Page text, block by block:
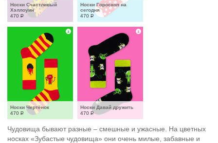
Носки Счастливый
Хэллоуин
470 Р
Носки Гороскоп на
сегодня
470 Р
Носки Чертёнок
470 Р
Носки Давай дружить
470 Р
Чудовища бывают разные – смешные и ужасные. На цветных
носках «Зубастые чудовища» они очень милые, забавные и